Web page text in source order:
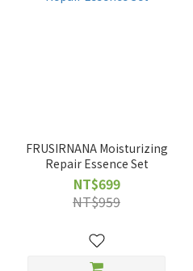
FRUSIRNANA Moisturizing
Repair Essence Set
NT$699
NT$959